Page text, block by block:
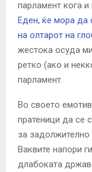
парламент кога и
Еден, ќе мора да
на олтарот на
жестока осуда
ретко (ако и
парламент.
Во своето
пратеници да се
за
Ваквите напори
длабоката